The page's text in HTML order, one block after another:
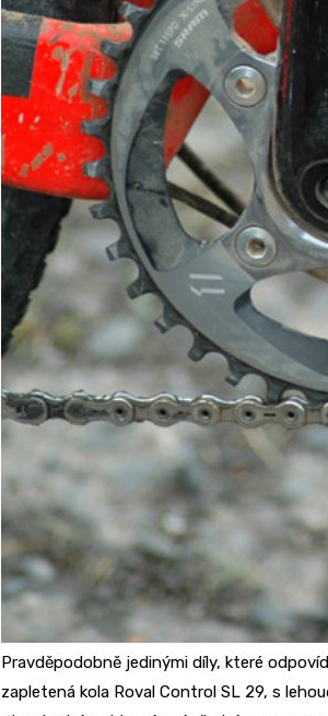
Pravděpodobně jedinými díly, které
zapletená kola Roval Control SL 29, s